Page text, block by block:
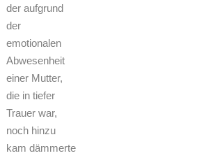
der aufgrund
der
emotionalen
Abwesenheit
einer Mutter,
die in tiefer
Trauer war,
noch hinzu
kam dämmerte